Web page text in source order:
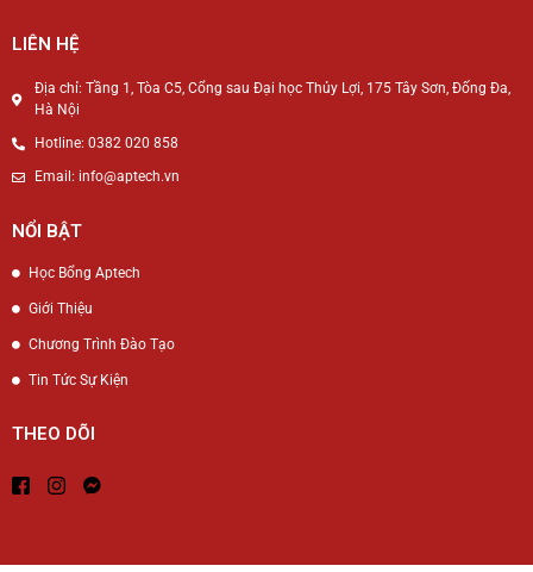
LIÊN HỆ
Địa chỉ: Tầng 1, Tòa C5, Cổng sau Đại học Thủy Lợi, 175 Tây Sơn, Đống Đa,
Hà Nội
Hotline: 0382 020 858
Email: info@aptech.vn
NỔI BẬT
Học Bổng Aptech
Giới Thiệu
Chương Trình Đào Tạo
Tin Tức Sự Kiện
THEO DÕI